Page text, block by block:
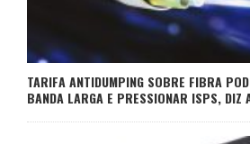
TARIFA ANTIDUMPING SOBRE FIBRA
BANDA LARGA E PRESSIONAR ISPS, DIZ